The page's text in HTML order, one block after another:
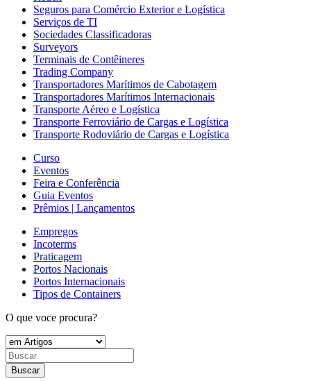
Seguros para Comércio Exterior e Logística
Serviços de TI
Sociedades Classificadoras
Surveyors
Terminais de Contêineres
Trading Company
Transportadores Marítimos de Cabotagem
Transportadores Marítimos Internacionais
Transporte Aéreo e Logística
Transporte Ferroviário de Cargas e Logística
Transporte Rodoviário de Cargas e Logística
Curso
Eventos
Feira e Conferência
Guia Eventos
Prêmios | Lançamentos
Empregos
Incoterms
Praticagem
Portos Nacionais
Portos Internacionais
Tipos de Containers
O que voce procura?
Buscar